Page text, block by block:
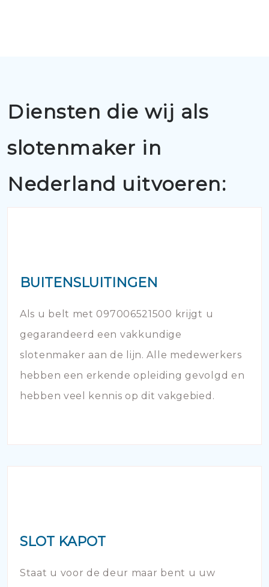
Diensten die wij als
slotenmaker in
Nederland uitvoeren:
BUITENSLUITINGEN
Als u belt met 097006521500 krijgt u
gegarandeerd een vakkundige
slotenmaker aan de lijn. Alle medewerkers
hebben een erkende opleiding gevolgd en
hebben veel kennis op dit vakgebied.
SLOT KAPOT
Staat u voor de deur maar bent u uw